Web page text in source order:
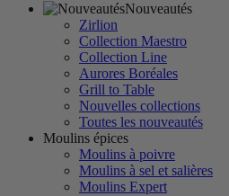
Nouveautés
Zirlion
Collection Maestro
Collection Line
Aurores Boréales
Grill to Table
Nouvelles collections
Toutes les nouveautés
Moulins épices
Moulins à poivre
Moulins à sel et salières
Moulins Expert